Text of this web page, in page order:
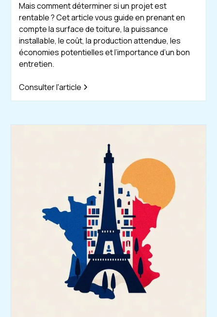
Mais comment déterminer si un projet est
rentable ? Cet article vous guide en prenant en
compte la surface de toiture, la puissance
installable, le coût, la production attendue, les
économies potentielles et l’importance d’un bon
entretien.
Consulter l'article